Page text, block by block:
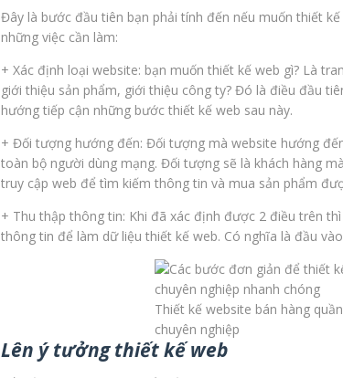
Đây là bước đầu tiên bạn phải tính đến nếu muốn thiết
những việc cần làm:
+ Xác định loại website: bạn muốn thiết kế web gì? Là
giới thiệu sản phẩm, giới thiệu công ty? Đó là điều đầu
hướng tiếp cận những bước thiết kế web sau này.
+ Đối tượng hướng đến: Đối tượng mà website hướng
toàn bộ người dùng mạng. Đối tượng sẽ là khách hàng
truy cập web để tìm kiếm thông tin và mua sản phẩm
+ Thu thập thông tin: Khi đã xác định được 2 điều trên
thông tin để làm dữ liệu thiết kế web. Có nghĩa là đầu
Thiết kế website bán hàng
chuyên nghiệp
Lên ý tưởng thiết kế web